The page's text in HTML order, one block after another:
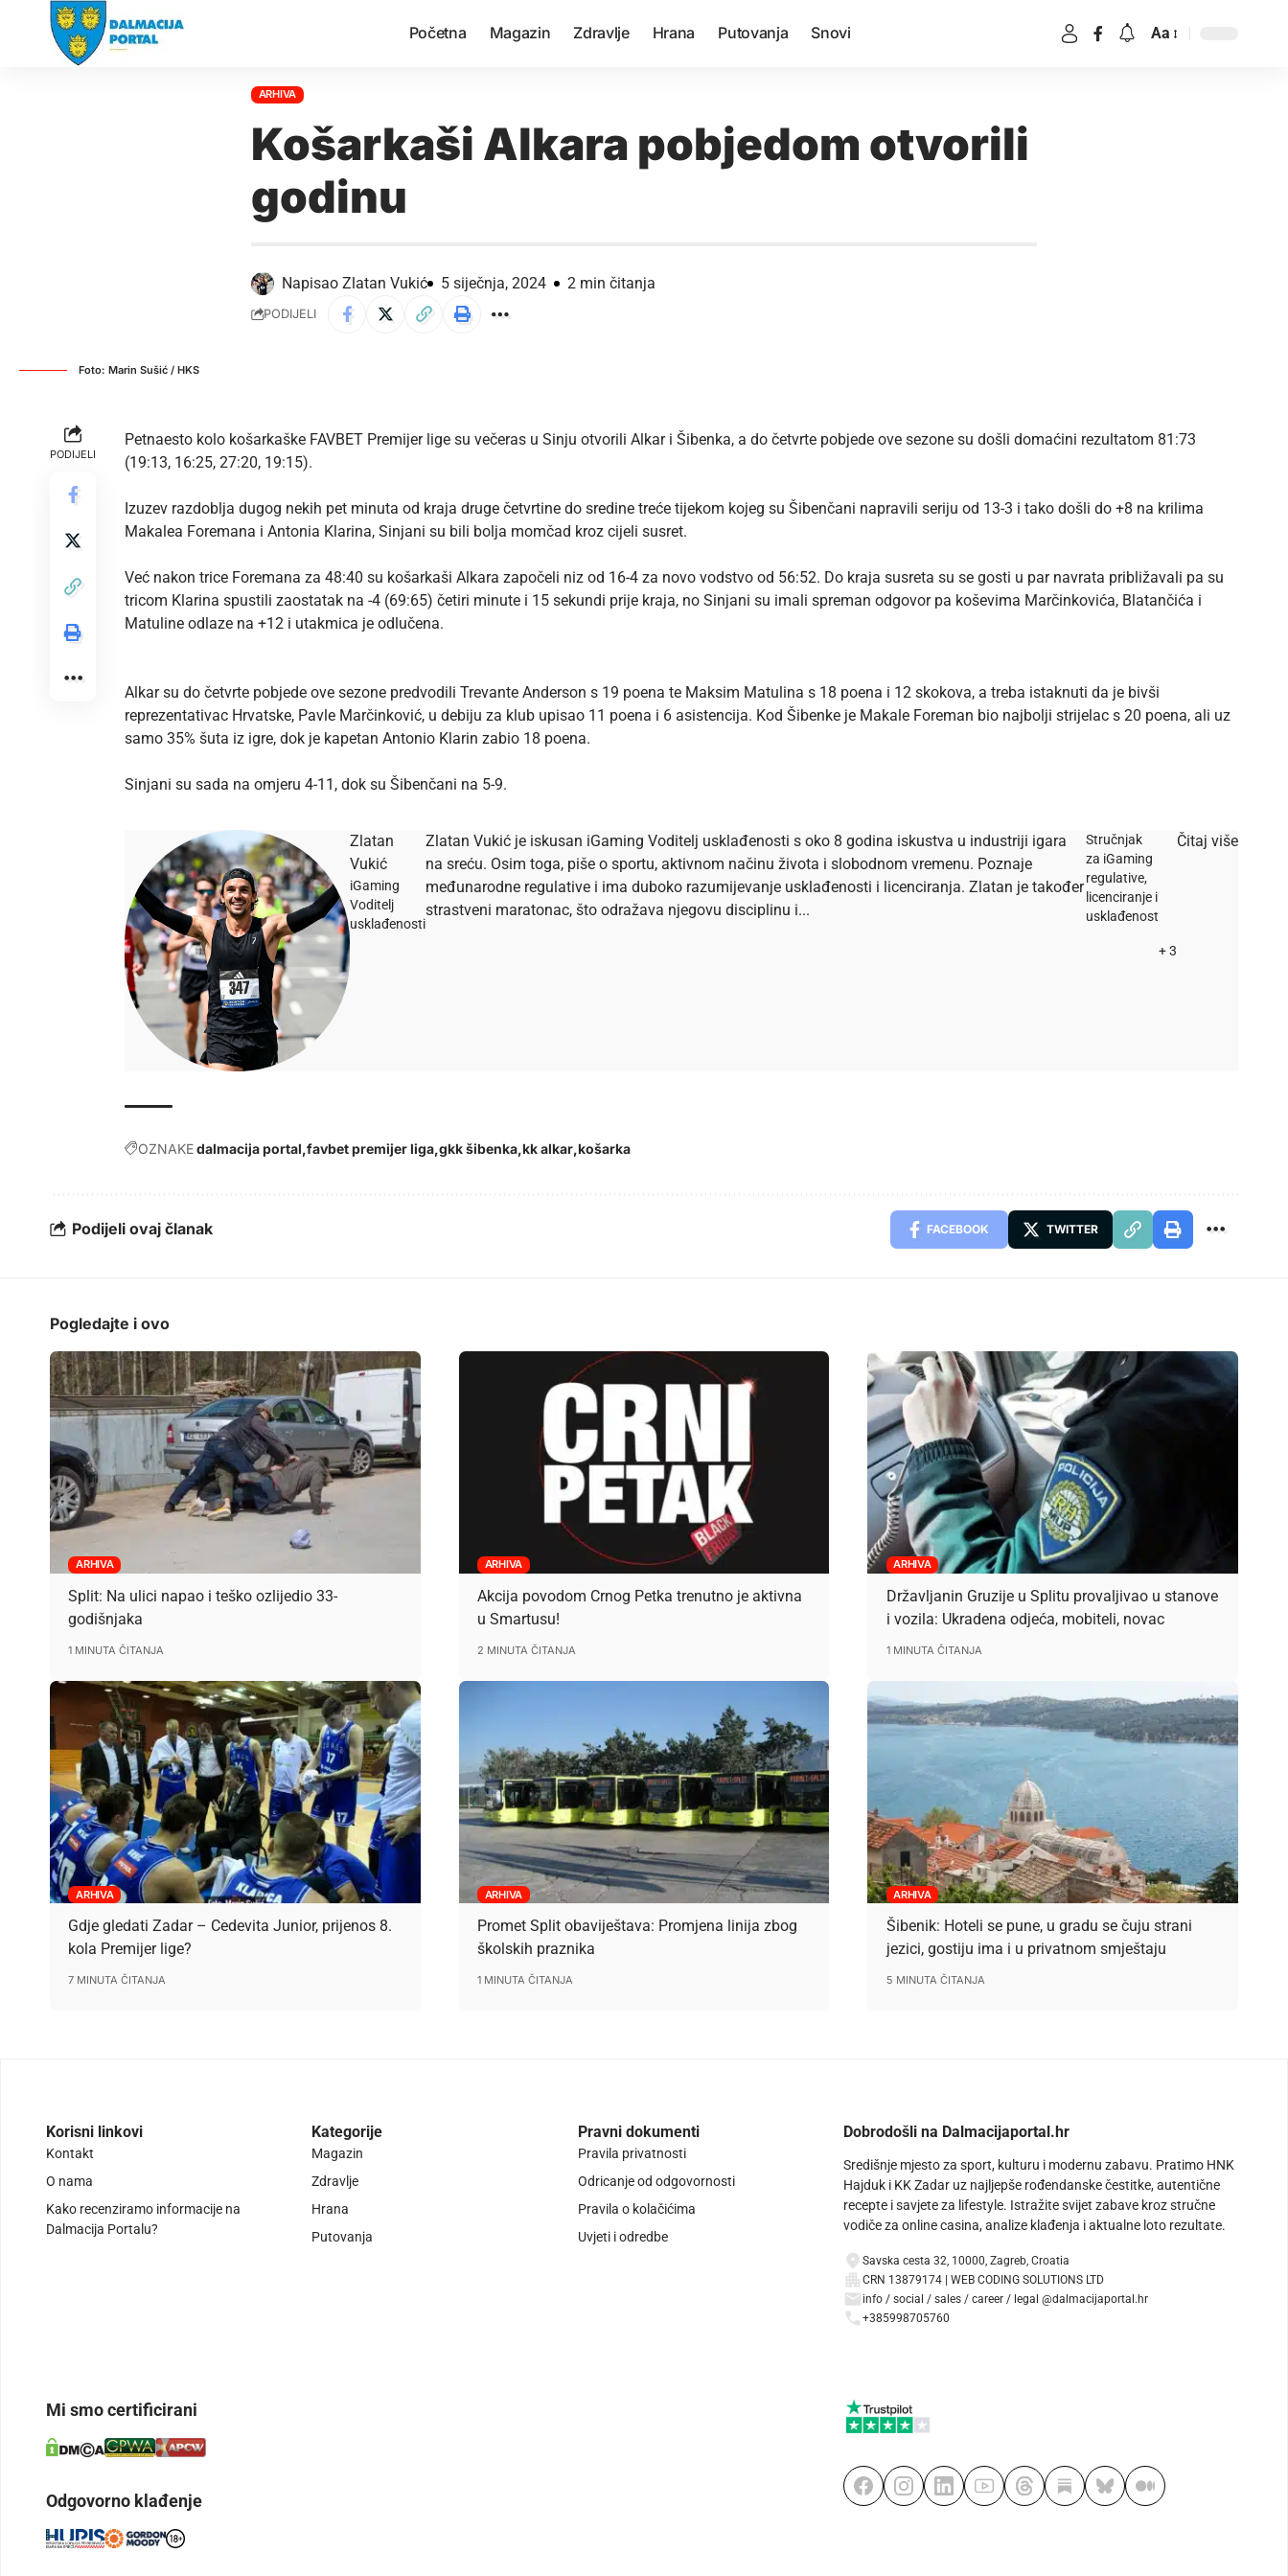
Početna Magazin Zdravlje Hrana Putovanja Snovi Aa
ARHIVA
Košarkaši Alkara pobjedom otvorili
godinu
Napisao Zlatan Vukić 5 siječnja, 2024 2 min čitanja
PODIJELI
Foto: Marin Sušić / HKS
PODIJELI
Petnaesto kolo košarkaške FAVBET Premijer lige su večeras u Sinju otvorili Alkar i Šibenka, a do četvrte pobjede ove sezone su došli domaćini rezultatom 81:73
(19:13, 16:25, 27:20, 19:15).
Izuzev razdoblja dugog nekih pet minuta od kraja druge četvrtine do sredine treće tijekom kojeg su Šibenčani napravili seriju od 13-3 i tako došli do +8 na krilima
Makalea Foremana i Antonia Klarina, Sinjani su bili bolja momčad kroz cijeli susret.
Već nakon trice Foremana za 48:40 su košarkaši Alkara započeli niz od 16-4 za novo vodstvo od 56:52. Do kraja susreta su se gosti u par navrata približavali pa su
tricom Klarina spustili zaostatak na -4 (69:65) četiri minute i 15 sekundi prije kraja, no Sinjani su imali spreman odgovor pa koševima Marčinkovića, Blatančića i
Matuline odlaze na +12 i utakmica je odlučena.
Alkar su do četvrte pobjede ove sezone predvodili Trevante Anderson s 19 poena te Maksim Matulina s 18 poena i 12 skokova, a treba istaknuti da je bivši
reprezentativac Hrvatske, Pavle Marčinković, u debiju za klub upisao 11 poena i 6 asistencija. Kod Šibenke je Makale Foreman bio najbolji strijelac s 20 poena, ali uz
samo 35% šuta iz igre, dok je kapetan Antonio Klarin zabio 18 poena.
Sinjani su sada na omjeru 4-11, dok su Šibenčani na 5-9.
Zlatan
Vukić
iGaming
Voditelj
usklađenosti
Zlatan Vukić je iskusan iGaming Voditelj usklađenosti s oko 8 godina iskustva u industriji igara
na sreću. Osim toga, piše o sportu, aktivnom načinu života i slobodnom vremenu. Poznaje
međunarodne regulative i ima duboko razumijevanje usklađenosti i licenciranja. Zlatan je također
strastveni maratonac, što odražava njegovu disciplinu i...
Stručnjak
za iGaming
regulative,
licenciranje i
usklađenost
+ 3
Čitaj više
OZNAKEdalmacija portal favbet premijer liga gkk šibenka kk alkar košarka
Podijeli ovaj članak FACEBOOK TWITTER
Pogledajte i ovo
ARHIVA
Split: Na ulici napao i teško ozlijedio 33-
godišnjaka
1 MINUTA ČITANJA
ARHIVA
Akcija povodom Crnog Petka trenutno je aktivna
u Smartusu!
2 MINUTA ČITANJA
ARHIVA
Državljanin Gruzije u Splitu provaljivao u stanove
i vozila: Ukradena odjeća, mobiteli, novac
1 MINUTA ČITANJA
ARHIVA
Gdje gledati Zadar – Cedevita Junior, prijenos 8.
kola Premijer lige?
7 MINUTA ČITANJA
ARHIVA
Promet Split obaviještava: Promjena linija zbog
školskih praznika
1 MINUTA ČITANJA
ARHIVA
Šibenik: Hoteli se pune, u gradu se čuju strani
jezici, gostiju ima i u privatnom smještaju
5 MINUTA ČITANJA
Korisni linkovi
Kontakt
O nama
Kako recenziramo informacije na
Dalmacija Portalu?
Kategorije
Magazin
Zdravlje
Hrana
Putovanja
Pravni dokumenti
Pravila privatnosti
Odricanje od odgovornosti
Pravila o kolačićima
Uvjeti i odredbe
Dobrodošli na Dalmacijaportal.hr
Središnje mjesto za sport, kulturu i modernu zabavu. Pratimo HNK
Hajduk i KK Zadar uz najljepše rođendanske čestitke, autentične
recepte i savjete za lifestyle. Istražite svijet zabave kroz stručne
vodiče za online casina, analize klađenja i aktualne loto rezultate.
Savska cesta 32, 10000, Zagreb, Croatia
CRN 13879174 | WEB CODING SOLUTIONS LTD
info / social / sales / career / legal @dalmacijaportal.hr
+385998705760
Mi smo certificirani
Odgovorno klađenje